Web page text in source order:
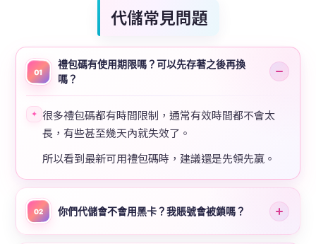
代儲常見問題
01
禮包碼有使用期限嗎？可以先存著之後再換
嗎？
✦ 很多禮包碼都有時間限制，通常有效時間都不會太
長，有些甚至幾天內就失效了。
所以看到最新可用禮包碼時，建議還是先領先贏。
02 你們代儲會不會用黑卡？我賬號會被鎖嗎？